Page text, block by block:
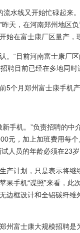
线又开始忙碌起来。
天，在河南郑州地区
始在富士康厂区量产
“目前河南富士康厂区
聘目前已经在多地同时
个月郑州富士康手机
机。”负责招聘的中
元，加上加班费用每
人员的年龄必须在23
计划，只是表示将继
果手机“谍照”来看，此
边框设计和全铝碳纤
富士康大规模招聘是